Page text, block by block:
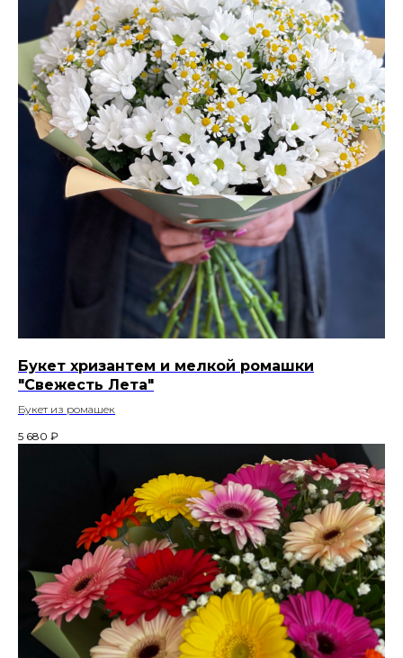
Букет хризантем и мелкой ромашки
"Свежесть Лета"
Букет из ромашек
5 680 ₽